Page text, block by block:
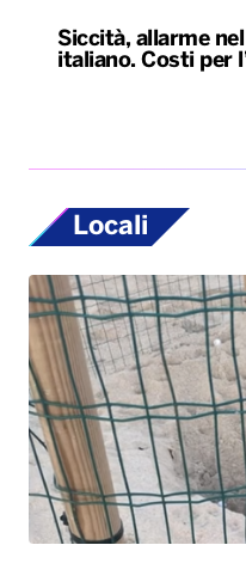
Siccità, allarme
italiano. Costi per
Locali